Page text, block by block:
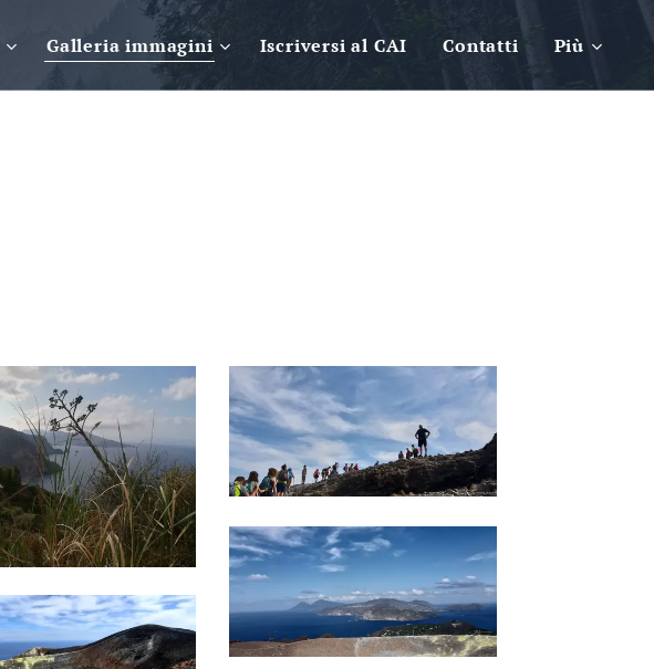
Galleria immagini Iscriversi al CAI Contatti Più